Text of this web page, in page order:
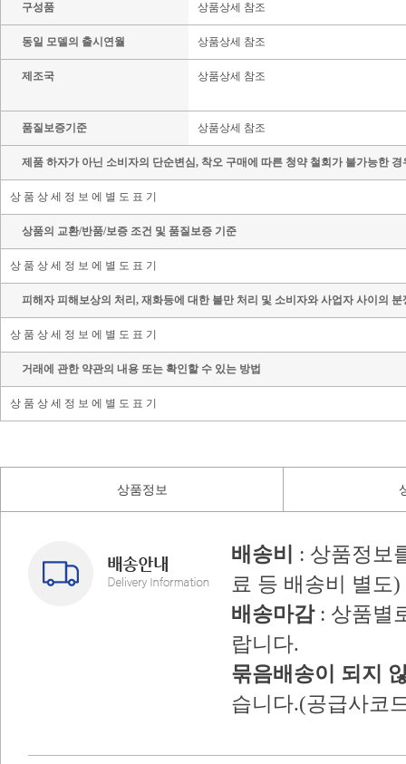
구성품 상품상세 참조
동일 모델의 출시연월 상품상세 참조
제조국 상품상세 참조
품질보증기준 상품상세 참조
제품 하자가 아닌 소비자의 단순변심, 착오 구매에 따른 청약 철회가 불가능한
상 품 상 세 정 보 에 별 도 표 기
상품의 교환/반품/보증 조건 및 품질보증 기준
상 품 상 세 정 보 에 별 도 표 기
피해자 피해보상의 처리, 재화등에 대한 불만 처리 및 소비자와 사업자 사이의
상 품 상 세 정 보 에 별 도 표 기
거래에 관한 약관의 내용 또는 확인할 수 있는 방법
상 품 상 세 정 보 에 별 도 표 기
상품정보
배송비
: 상품정보
료 등 배송비 별도)
배송마감: 상품별
랍니다.
묶음배송이 되지
습니다.(공급사코